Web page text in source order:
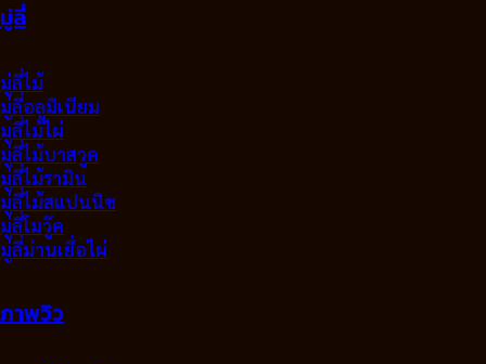
มู่ลี่
มู่ลี่ไม้
มู่ลี่อลูมิเนียม
มูลี่ไม้ไผ่
มู่ลี่ไม้บาสวูด
มู่ลี่ไม้รามิน
มู่ลี่ไม้สแปนนิช
มู่ลี่โมวู๊ด
มู่ลี่ม่านเยื่อไผ่
ภาพวิว